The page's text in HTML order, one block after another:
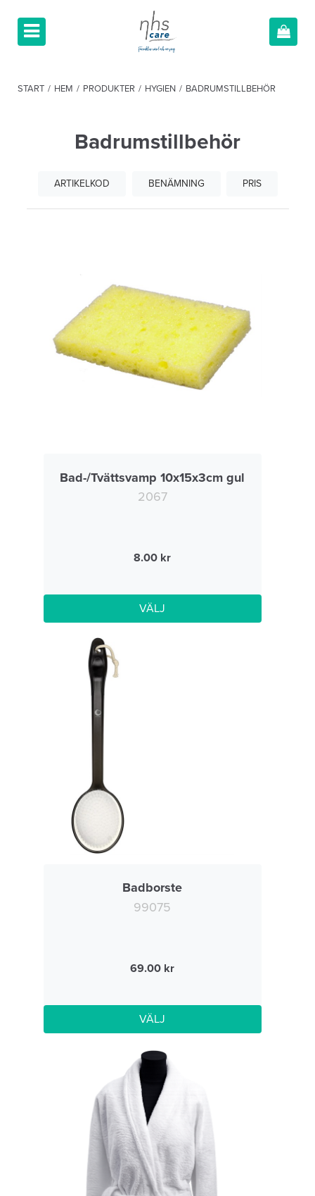
START / HEM / PRODUKTER / HYGIEN / BADRUMSTILLBEHÖR
Badrumstillbehör
ARTIKELKOD BENÄMNING PRIS
Bad-/Tvättsvamp 10x15x3cm gul
2067
8.00
VÄLJ
Badborste
99075
69.00
VÄLJ